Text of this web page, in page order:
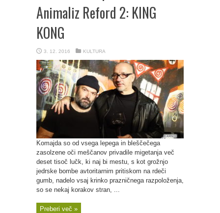
Animaliz Reford 2: KING
KONG
3. 12. 2016 KULTURA
Komajda so od vsega lepega in bleščečega
zasolzene oči meščanov privadile migetanja več
deset tisoč lučk, ki naj bi mestu, s kot grožnjo
jedrske bombe avtoritarnim pritiskom na rdeči
gumb, nadelo vsaj krinko prazničnega razpoloženja,
so se nekaj korakov stran, ...
Preberi več »